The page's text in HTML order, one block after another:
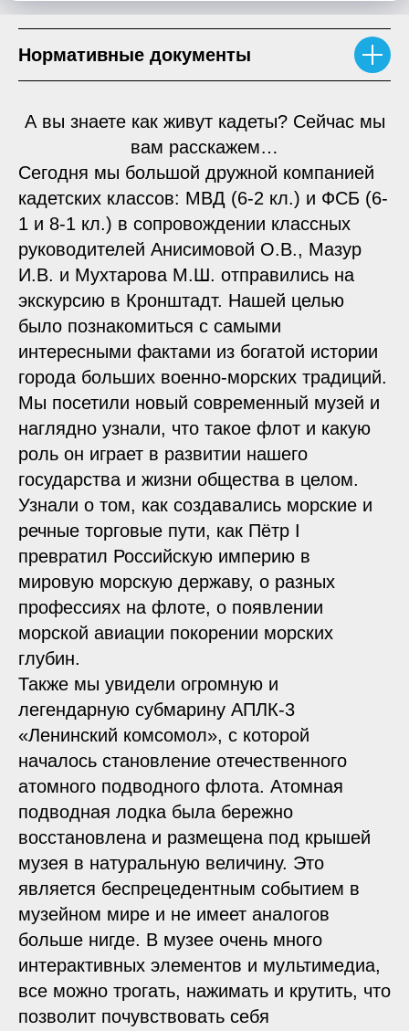
Нормативные документы
А вы знаете как живут кадеты? Сейчас мы
вам расскажем…
Сегодня мы большой дружной компанией
кадетских классов: МВД (6-2 кл.) и ФСБ (6-
1 и 8-1 кл.) в сопровождении классных
руководителей Анисимовой О.В., Мазур
И.В. и Мухтарова М.Ш. отправились на
экскурсию в Кронштадт. Нашей целью
было познакомиться с самыми
интересными фактами из богатой истории
города больших военно-морских традиций.
Мы посетили новый современный музей и
наглядно узнали, что такое флот и какую
роль он играет в развитии нашего
государства и жизни общества в целом.
Узнали о том, как создавались морские и
речные торговые пути, как Пётр I
превратил Российскую империю в
мировую морскую державу, о разных
профессиях на флоте, о появлении
морской авиации покорении морских
глубин.
Также мы увидели огромную и
легендарную субмарину АПЛК-3
«Ленинский комсомол», с которой
началось становление отечественного
атомного подводного флота. Атомная
подводная лодка была бережно
восстановлена и размещена под крышей
музея в натуральную величину. Это
является беспрецедентным событием в
музейном мире и не имеет аналогов
больше нигде. В музее очень много
интерактивных элементов и мультимедиа,
все можно трогать, нажимать и крутить, что
позволит почувствовать себя